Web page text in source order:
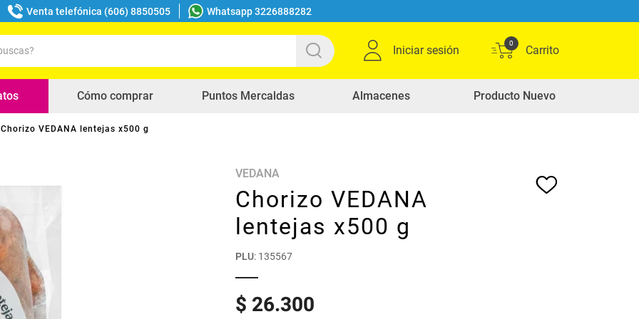
Venta telefónica (606) 8850505 Whatsapp 3226888282
Iniciar sesión
0
Cómo comprar Puntos Mercaldas Almacenes Producto Nuevo
Chorizo VEDANA lentejas x500 g
VEDANA
Chorizo VEDANA
lentejas x500 g
PLU: 135567
$ 26.300
buscados